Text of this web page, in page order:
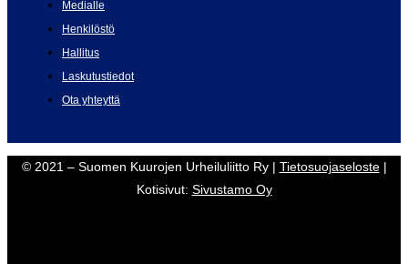
Medialle
Henkilöstö
Hallitus
Laskutustiedot
Ota yhteyttä
© 2021 – Suomen Kuurojen Urheiluliitto Ry | Tietosuojaseloste|
Kotisivut: Sivustamo Oy